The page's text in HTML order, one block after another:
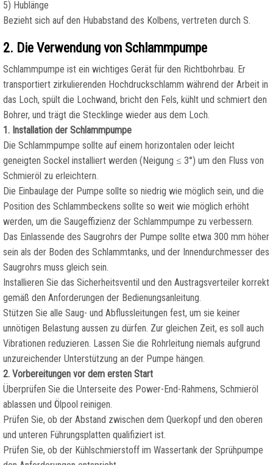
5) Hublänge
Bezieht sich auf den Hubabstand des Kolbens, vertreten durch S.
2. Die Verwendung von Schlammpumpe
Schlammpumpe ist ein wichtiges Gerät für den Richtbohrbau. Er
transportiert zirkulierenden Hochdruckschlamm während der Arbeit in
das Loch, spült die Lochwand, bricht den Fels, kühlt und schmiert den
Bohrer, und trägt die Stecklinge wieder aus dem Loch.
1. Installation der Schlammpumpe
Die Schlammpumpe sollte auf einem horizontalen oder leicht
geneigten Sockel installiert werden (Neigung ≤ 3°) um den Fluss von
Schmieröl zu erleichtern.
Die Einbaulage der Pumpe sollte so niedrig wie möglich sein, und die
Position des Schlammbeckens sollte so weit wie möglich erhöht
werden, um die Saugeffizienz der Schlammpumpe zu verbessern.
Das Einlassende des Saugrohrs der Pumpe sollte etwa 300 mm höher
sein als der Boden des Schlammtanks, und der Innendurchmesser des
Saugrohrs muss gleich sein.
Installieren Sie das Sicherheitsventil und den Austragsverteiler korrekt
gemäß den Anforderungen der Bedienungsanleitung.
Stützen Sie alle Saug- und Abflussleitungen fest, um sie keiner
unnötigen Belastung aussen zu dürfen. Zur gleichen Zeit, es soll auch
Vibrationen reduzieren. Lassen Sie die Rohrleitung niemals aufgrund
unzureichender Unterstützung an der Pumpe hängen.
2. Vorbereitungen vor dem ersten Start
Überprüfen Sie die Unterseite des Power-End-Rahmens, Schmieröl
ablassen und Ölpool reinigen.
Prüfen Sie, ob der Abstand zwischen dem Querkopf und den oberen
und unteren Führungsplatten qualifiziert ist.
Prüfen Sie, ob der Kühlschmierstoff im Wassertank der Sprühpumpe